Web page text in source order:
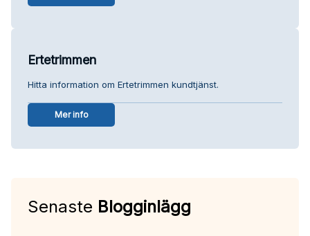
Ertetrimmen
Hitta information om Ertetrimmen kundtjänst.
Mer info
Senaste Blogginlägg